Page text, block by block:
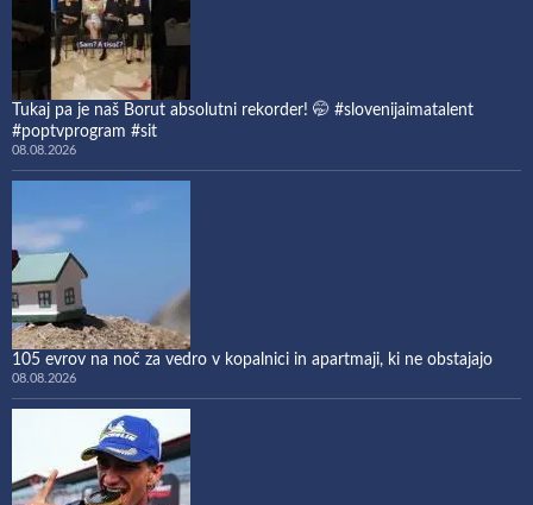
Tukaj pa je naš Borut absolutni rekorder! 🤭 #slovenijaimatalent
#poptvprogram #sit
08.08.2026
105 evrov na noč za vedro v kopalnici in apartmaji, ki ne obstajajo
08.08.2026